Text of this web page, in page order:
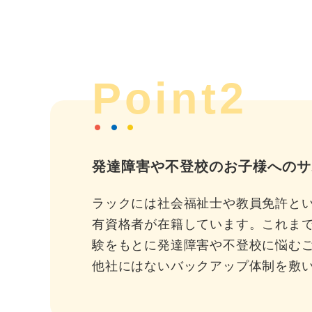
Point2
発達障害や不登校のお子様への
ラックには社会福祉士や教員免許と
有資格者が在籍しています。これま
験をもとに発達障害や不登校に悩む
他社にはないバックアップ体制を敷